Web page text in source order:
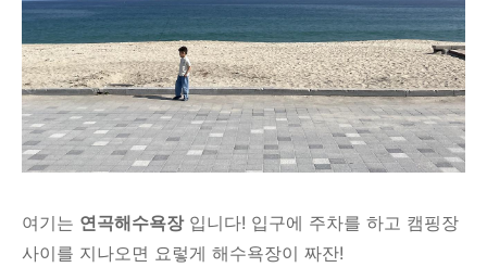
여기는 연곡해수욕장입니다! 입구에 주차를 하고 캠핑장
사이를 지나오면 요렇게 해수욕장이 짜잔!